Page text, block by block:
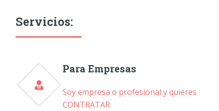
Servicios:
Para Empresas
Soy empresa o profesional y quieres
CONTRATAR